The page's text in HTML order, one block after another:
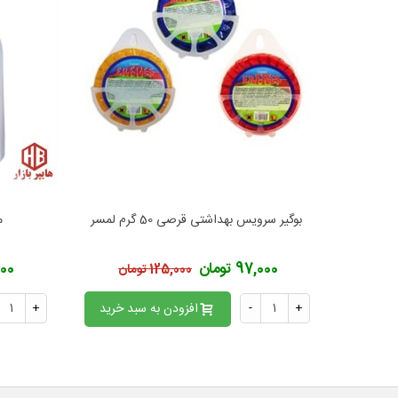
افزودن به محبوب‌ها
بوگیر سرویس بهداشتی قرصی 50 گرم لمسر
97,000 تومان 125,000 تومان
- + افزودن به سبد خرید +